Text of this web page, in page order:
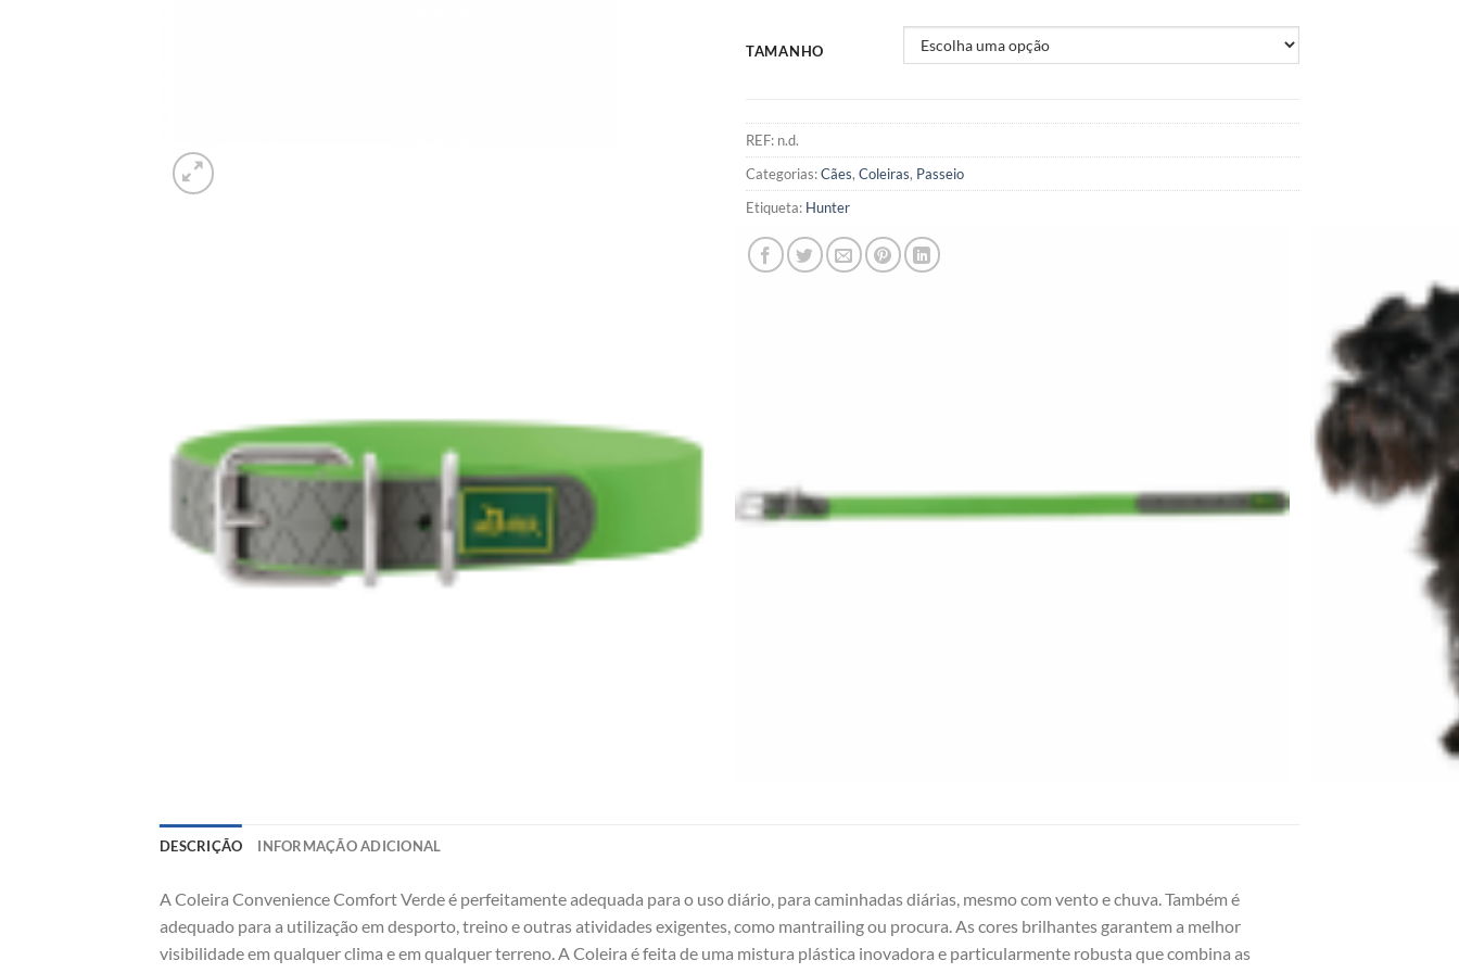
TAMANHO
REF: n.d.
Categorias:Cães, Coleiras, Passeio
Etiqueta: Hunter
DESCRIÇÃO INFORMAÇÃO ADICIONAL
A Coleira Convenience Comfort Verde é perfeitamente adequada para o uso diário, para caminhadas diárias, mesmo com vento e chuva. Também é
adequado para a utilização em desporto, treino e outras atividades exigentes, como mantrailing ou procura. As cores brilhantes garantem a melhor
visibilidade em qualquer clima e em qualquer terreno. A Coleira é feita de uma mistura plástica inovadora e particularmente robusta que combina as